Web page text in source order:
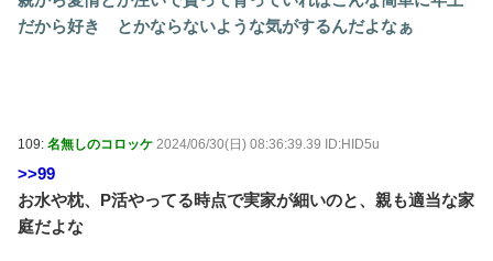
だから好き とかならないような気がするんだよなぁ
109: 名無しのコロッケ 2024/06/30(日) 08:36:39.39 ID:HID5u
>>99
お水や枕、P活やってる時点で実家が細いのと、親も適当な家
庭だよな